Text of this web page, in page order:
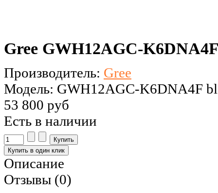
Gree GWH12AGC-
Производитель: Gree
Модель: GWH12AGC-K6DNA4F
53 800 руб
Есть в наличии
Описание
Отзывы (0)